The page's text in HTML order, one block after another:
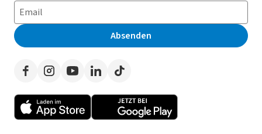
Impressum
Erklärung zur Barrierefreiheit
Presse
Häufig gestellte Fragen
Leasing-Lexikon
Auto-Tests
Werben auf LeasingMarkt.de
Privatleasing
Leasing-Vergleiche
Herstellerverzeichnis
Händlerverzeichnis
Absenden